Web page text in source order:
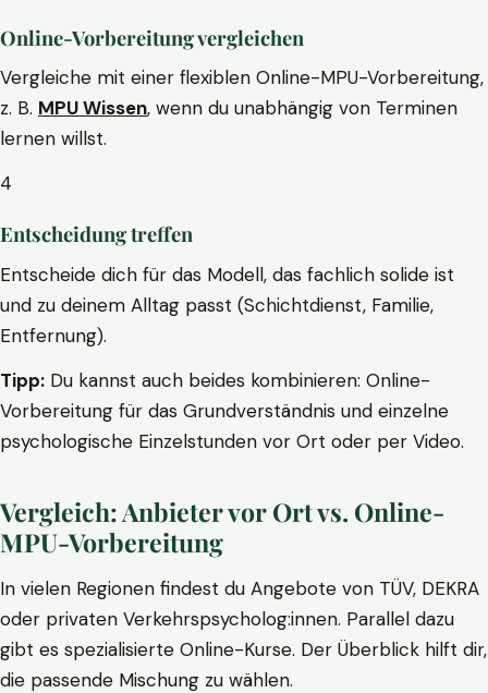
Online-Vorbereitung vergleichen
Vergleiche mit einer flexiblen Online-MPU-Vorbereitung,
z. B. MPU Wissen, wenn du unabhängig von Terminen
lernen willst.
4
Entscheidung treffen
Entscheide dich für das Modell, das fachlich solide ist
und zu deinem Alltag passt (Schichtdienst, Familie,
Entfernung).
Tipp: Du kannst auch beides kombinieren: Online-
Vorbereitung für das Grundverständnis und einzelne
psychologische Einzelstunden vor Ort oder per Video.
Vergleich: Anbieter vor Ort vs. Online-
MPU-Vorbereitung
In vielen Regionen findest du Angebote von TÜV, DEKRA
oder privaten Verkehrspsycholog:innen. Parallel dazu
gibt es spezialisierte Online-Kurse. Der Überblick hilft dir,
die passende Mischung zu wählen.